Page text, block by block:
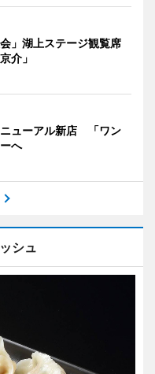
」湖上ステージ観覧席
介」
ューアル新店 「ワン
へ
シュ